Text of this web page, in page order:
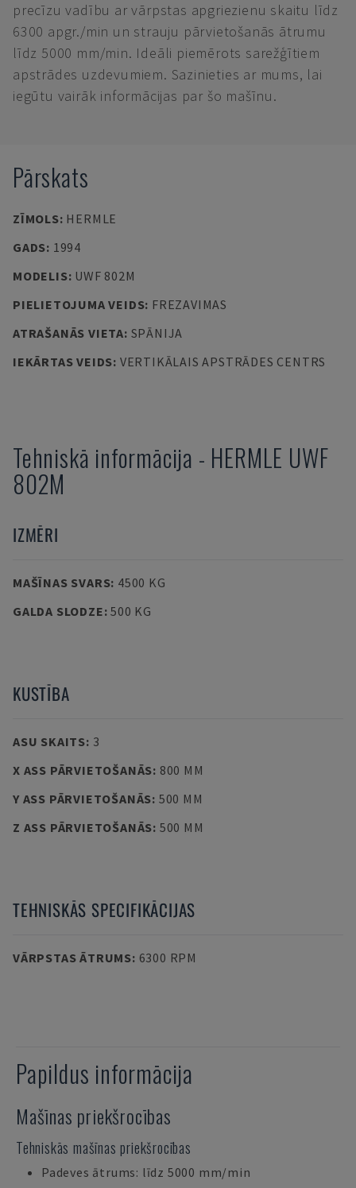
precīzu vadību ar vārpstas apgriezienu skaitu līdz
6300 apgr./min un strauju pārvietošanās ātrumu
līdz 5000 mm/min. Ideāli piemērots sarežģītiem
apstrādes uzdevumiem. Sazinieties ar mums, lai
iegūtu vairāk informācijas par šo mašīnu.
Pārskats
ZĪMOLS: HERMLE
GADS: 1994
MODELIS: UWF 802M
PIELIETOJUMA VEIDS: FREZAVIMAS
ATRAŠANĀS VIETA: SPĀNIJA
IEKĀRTAS VEIDS: VERTIKĀLAIS APSTRĀDES CENTRS
Tehniskā informācija - HERMLE UWF
802M
IZMĒRI
MAŠĪNAS SVARS: 4500 KG
GALDA SLODZE:500 KG
KUSTĪBA
ASU SKAITS: 3
X ASS PĀRVIETOŠANĀS: 800 MM
Y ASS PĀRVIETOŠANĀS: 500 MM
Z ASS PĀRVIETOŠANĀS: 500 MM
TEHNISKĀS SPECIFIKĀCIJAS
VĀRPSTAS ĀTRUMS: 6300 RPM
Papildus informācija
Mašīnas priekšrocības
Tehniskās mašīnas priekšrocības
Padeves ātrums: līdz 5000 mm/min